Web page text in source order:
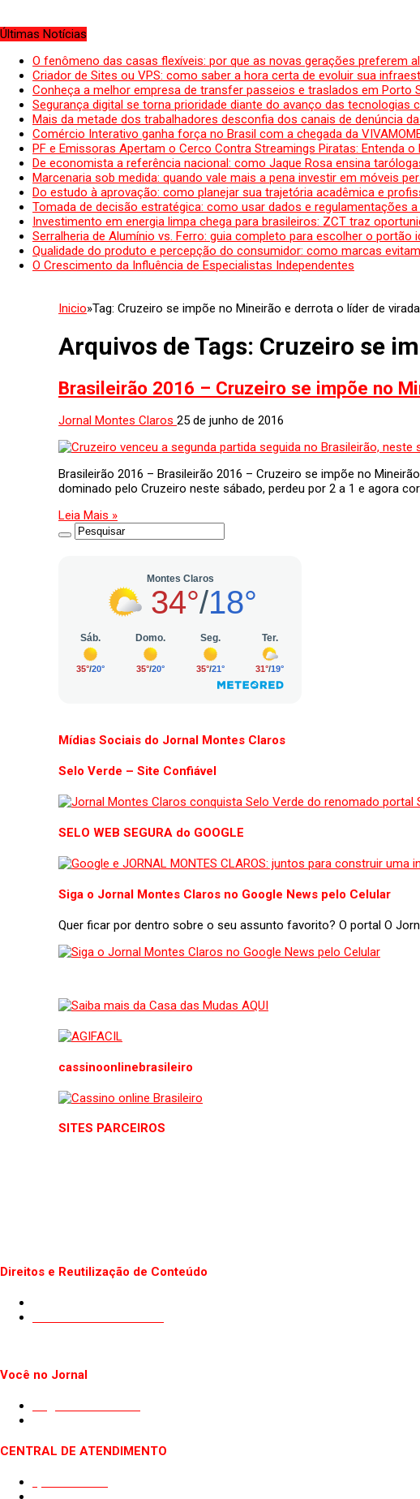
Últimas Notícias
O fenômeno das casas flexíveis: por que as novas gerações preferem
Criador de Sites ou VPS: como saber a hora certa de evoluir sua
Conheça a melhor empresa de transfer passeios e traslados em Porto
Segurança digital se torna prioridade diante do avanço das tecnologias
Mais da metade dos trabalhadores desconfia dos canais de denúncia
Comércio Interativo ganha força no Brasil com a chegada da
PF e Emissoras Apertam o Cerco Contra Streamings Piratas: Entenda o
De economista a referência nacional: como Jaque Rosa ensina
Marcenaria sob medida: quando vale mais a pena investir em móveis
Do estudo à aprovação: como planejar sua trajetória acadêmica e
Tomada de decisão estratégica: como usar dados e regulamentações
Investimento em energia limpa chega para brasileiros: ZCT traz
Serralheria de Alumínio vs. Ferro: guia completo para escolher o portão
Qualidade do produto e percepção do consumidor: como marcas
O Crescimento da Influência de Especialistas Independentes
Inicio»Tag: Cruzeiro se impõe no Mineirão e derrota o líder de virada
Arquivos de Tags: Cruzeiro se
Brasileirão 2016 – Cruzeiro se impõe no
Jornal Montes Claros 25 de junho de 2016
Brasileirão 2016 – Brasileirão 2016 – Cruzeiro se impõe no
dominado pelo Cruzeiro neste sábado, perdeu por 2 a 1 e agora
Leia Mais »
Mídias Sociais do Jornal Montes Claros
Selo Verde – Site Confiável
SELO WEB SEGURA do GOOGLE
Siga o Jornal Montes Claros no Google News pelo Celular
Quer ficar por dentro sobre o seu assunto favorito? O portal O
cassinoonlinebrasileiro
SITES PARCEIROS
Direitos e Reutilização de Conteúdo
Você no Jornal
CENTRAL DE ATENDIMENTO